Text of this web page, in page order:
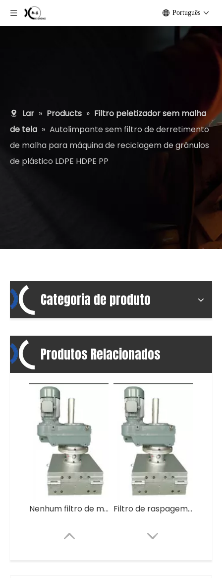
Português
Lar » Products » Filtro peletizador sem malha
de tela » Autolimpante sem filtro de derretimento
de malha para máquina de reciclagem de grânulos
de plástico LDPE HDPE PP
Categoria de produto
Produtos Relacionados
Nenhum filtro de malha a laser para linha de pelotização de plástico Filtro de raspagem totalmente automático do derretimento do peletizador sem malha da tela